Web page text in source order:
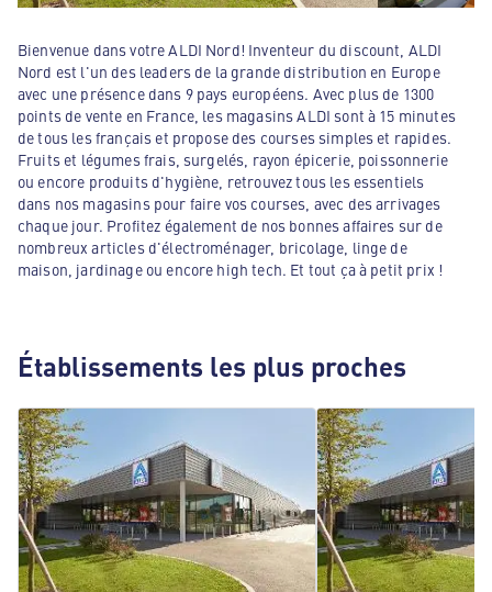
Bienvenue dans votre ALDI Nord! Inventeur du discount, ALDI
Nord est l'un des leaders de la grande distribution en Europe
avec une présence dans 9 pays européens. Avec plus de 1300
points de vente en France, les magasins ALDI sont à 15 minutes
de tous les français et propose des courses simples et rapides.
Fruits et légumes frais, surgelés, rayon épicerie, poissonnerie
ou encore produits d'hygiène, retrouvez tous les essentiels
dans nos magasins pour faire vos courses, avec des arrivages
chaque jour. Profitez également de nos bonnes affaires sur de
nombreux articles d'électroménager, bricolage, linge de
maison, jardinage ou encore high tech. Et tout ça à petit prix !
Établissements les plus proches